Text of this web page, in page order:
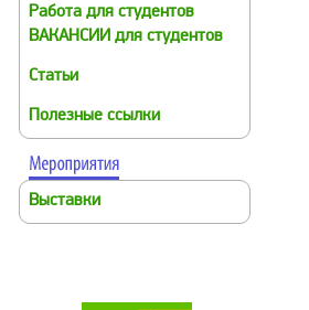
Работа для студентов
ВАКАНСИИ для студентов
Статьи
Полезные ссылки
Выставки